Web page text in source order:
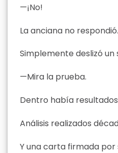
—¡No!
La anciana no respondió.
Simplemente deslizó un
—Mira la prueba.
Dentro había
Análisis realizados
Y una carta firmada por